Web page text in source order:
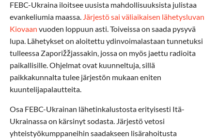
FEBC-Ukraina iloitsee uusista mahdollisuuksista julistaa
evankeliumia maassa. Järjestö sai väliaikaisen lähetysluvan
Kiovaan vuoden loppuun asti. Toiveissa on saada pysyvä
lupa. Lähetykset on aloitettu ydinvoimalastaan tunnetuksi
tulleessa Zaporižžjassakin, jossa on myös jaettu radioita
paikallisille. Ohjelmat ovat kuunneltuja, sillä
paikkakunnalta tulee järjestön mukaan eniten
kuuntelijapalautteita.
Osa FEBC-Ukrainan lähetinkalustosta erityisesti Itä-
Ukrainassa on kärsinyt sodasta. Järjestö vetosi
yhteistyökumppaneihin saadakseen lisärahoitusta